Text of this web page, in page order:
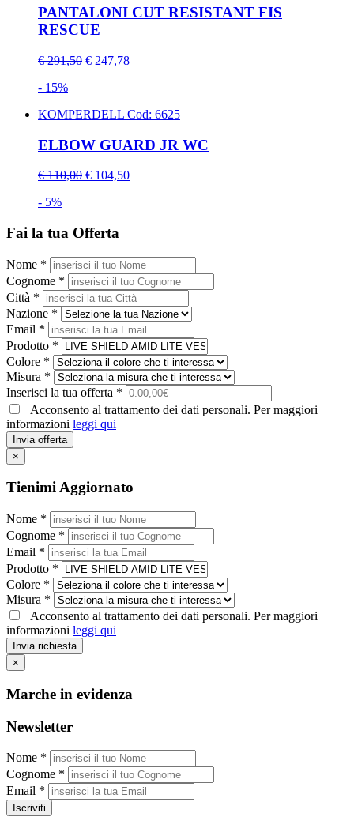
PANTALONI CUT RESISTANT FIS
RESCUE
€ 291,50 € 247,78
- 15%
KOMPERDELL Cod: 6625
ELBOW GUARD JR WC
€ 110,00 € 104,50
- 5%
Fai la tua Offerta
Nome *
Cognome *
Città *
Nazione *
Email *
Prodotto *
Colore *
Misura *
Inserisci la tua offerta *
Acconsento al trattamento dei dati personali. Per maggiori
informazioni leggi qui
Invia offerta
×
Tienimi Aggiornato
Nome *
Cognome *
Email *
Prodotto *
Colore *
Misura *
Acconsento al trattamento dei dati personali. Per maggiori
informazioni leggi qui
Invia richiesta
×
Marche in evidenza
Newsletter
Nome *
Cognome *
Email *
Iscriviti